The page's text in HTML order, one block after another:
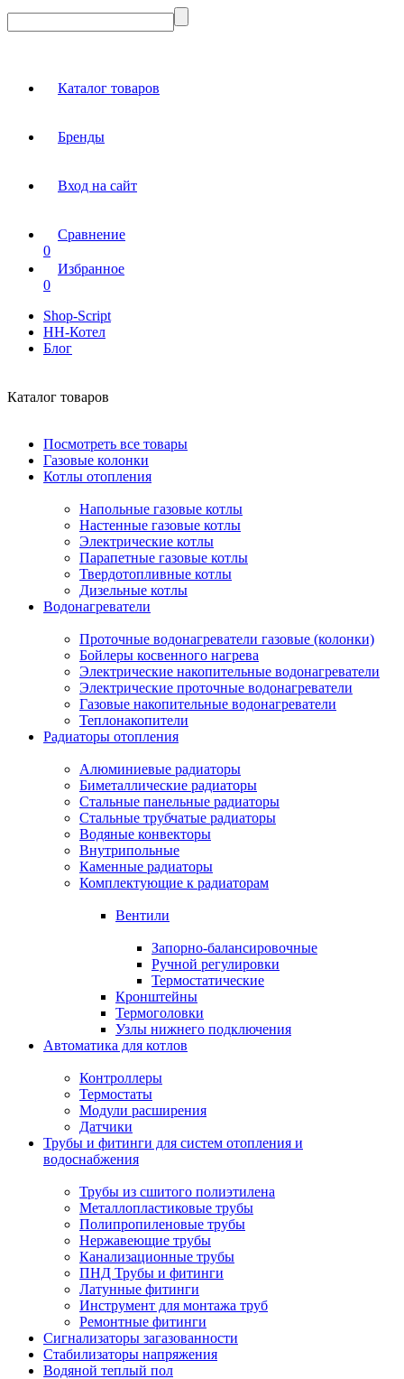
Каталог товаров
Бренды
Вход на сайт
Сравнение
0
Избранное
0
Shop-Script
НН-Котел
Блог
Каталог товаров
Посмотреть все товары
Газовые колонки
Котлы отопления
Напольные газовые котлы
Настенные газовые котлы
Электрические котлы
Парапетные газовые котлы
Твердотопливные котлы
Дизельные котлы
Водонагреватели
Проточные водонагреватели газовые (колонки)
Бойлеры косвенного нагрева
Электрические накопительные водонагреватели
Электрические проточные водонагреватели
Газовые накопительные водонагреватели
Теплонакопители
Радиаторы отопления
Алюминиевые радиаторы
Биметаллические радиаторы
Стальные панельные радиаторы
Стальные трубчатые радиаторы
Водяные конвекторы
Внутрипольные
Каменные радиаторы
Комплектующие к радиаторам
Вентили
Запорно-балансировочные
Ручной регулировки
Термостатические
Кронштейны
Термоголовки
Узлы нижнего подключения
Автоматика для котлов
Контроллеры
Термостаты
Модули расширения
Датчики
Трубы и фитинги для систем отопления и
водоснабжения
Трубы из сшитого полиэтилена
Металлопластиковые трубы
Полипропиленовые трубы
Нержавеющие трубы
Канализационные трубы
ПНД Трубы и фитинги
Латунные фитинги
Инструмент для монтажа труб
Ремонтные фитинги
Сигнализаторы загазованности
Стабилизаторы напряжения
Водяной теплый пол